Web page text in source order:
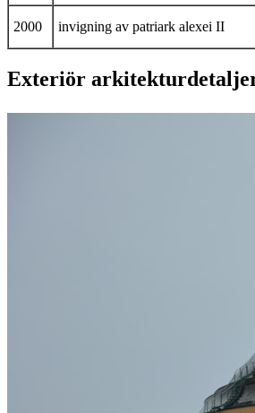
2000 invigning av patriark alexei II
Exteriör